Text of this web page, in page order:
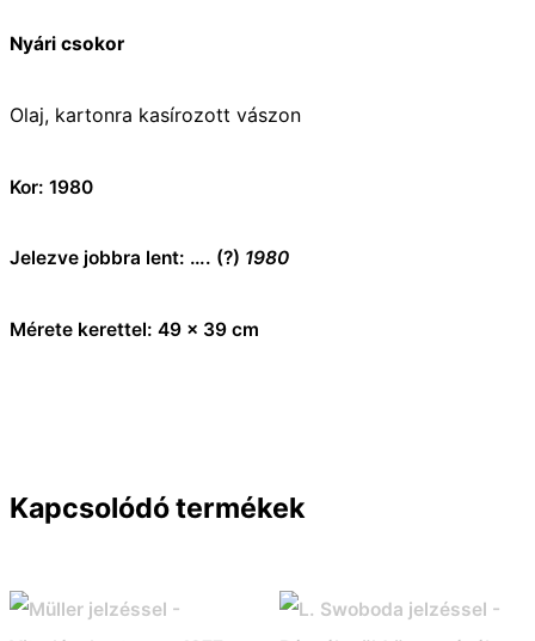
Nyári csokor
Olaj, kartonra kasírozott vászon
Kor: 1980
Jelezve jobbra lent: …. (?) 1980
Mérete kerettel: 49 x 39 cm
Kapcsolódó termékek